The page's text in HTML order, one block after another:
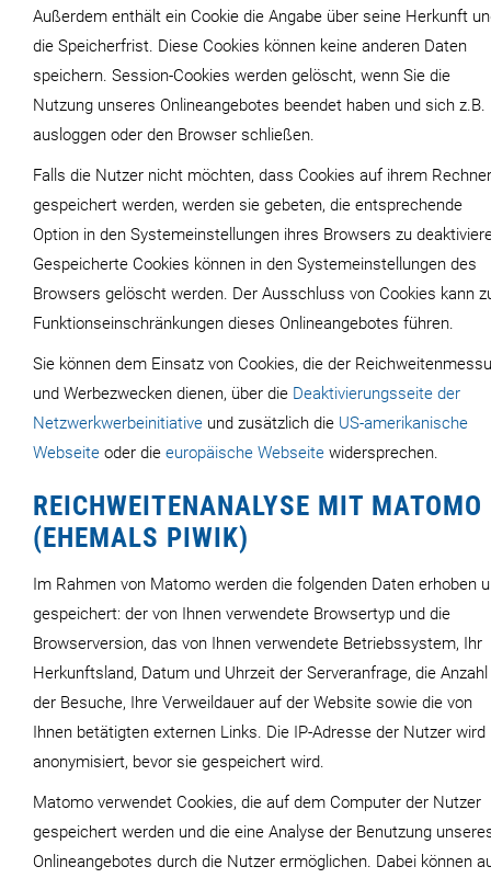
Außerdem enthält ein Cookie die Angabe über seine Herkunft
die Speicherfrist. Diese Cookies können keine anderen Daten
speichern. Session-Cookies werden gelöscht, wenn Sie die
Nutzung unseres Onlineangebotes beendet haben und sich z.B.
ausloggen oder den Browser schließen.
Falls die Nutzer nicht möchten, dass Cookies auf ihrem Rechner
gespeichert werden, werden sie gebeten, die entsprechende
Option in den Systemeinstellungen ihres Browsers zu
Gespeicherte Cookies können in den Systemeinstellungen des
Browsers gelöscht werden. Der Ausschluss von Cookies kann
Funktionseinschränkungen dieses Onlineangebotes führen.
Sie können dem Einsatz von Cookies, die der
und Werbezwecken dienen, über die Deaktivierungsseite der
Netzwerkwerbeinitiative und zusätzlich die US-amerikanische
Webseite oder die europäische Webseite widersprechen.
REICHWEITENANALYSE MIT MATOMO
(EHEMALS PIWIK)
Im Rahmen von Matomo werden die folgenden Daten erhoben
gespeichert: der von Ihnen verwendete Browsertyp und die
Browserversion, das von Ihnen verwendete Betriebssystem, Ihr
Herkunftsland, Datum und Uhrzeit der Serveranfrage, die Anzahl
der Besuche, Ihre Verweildauer auf der Website sowie die von
Ihnen betätigten externen Links. Die IP-Adresse der Nutzer wird
anonymisiert, bevor sie gespeichert wird.
Matomo verwendet Cookies, die auf dem Computer der Nutzer
gespeichert werden und die eine Analyse der Benutzung
Onlineangebotes durch die Nutzer ermöglichen. Dabei können